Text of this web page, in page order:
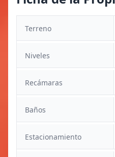
Terreno
Niveles
Recámaras
Baños
Estacionamiento